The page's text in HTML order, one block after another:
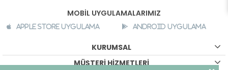
MOBİL UYGULAMALARIMIZ
Apple Store Uygulama Android Uygulama
KURUMSAL
MÜŞTERİ HİZMETLERİ